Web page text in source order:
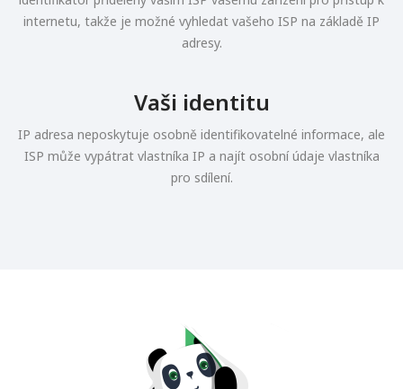
internetu, takže je možné vyhledat vašeho ISP na základě IP
adresy.
Vaši identitu
IP adresa neposkytuje osobně identifikovatelné informace, ale
ISP může vypátrat vlastníka IP a najít osobní údaje vlastníka
pro sdílení.